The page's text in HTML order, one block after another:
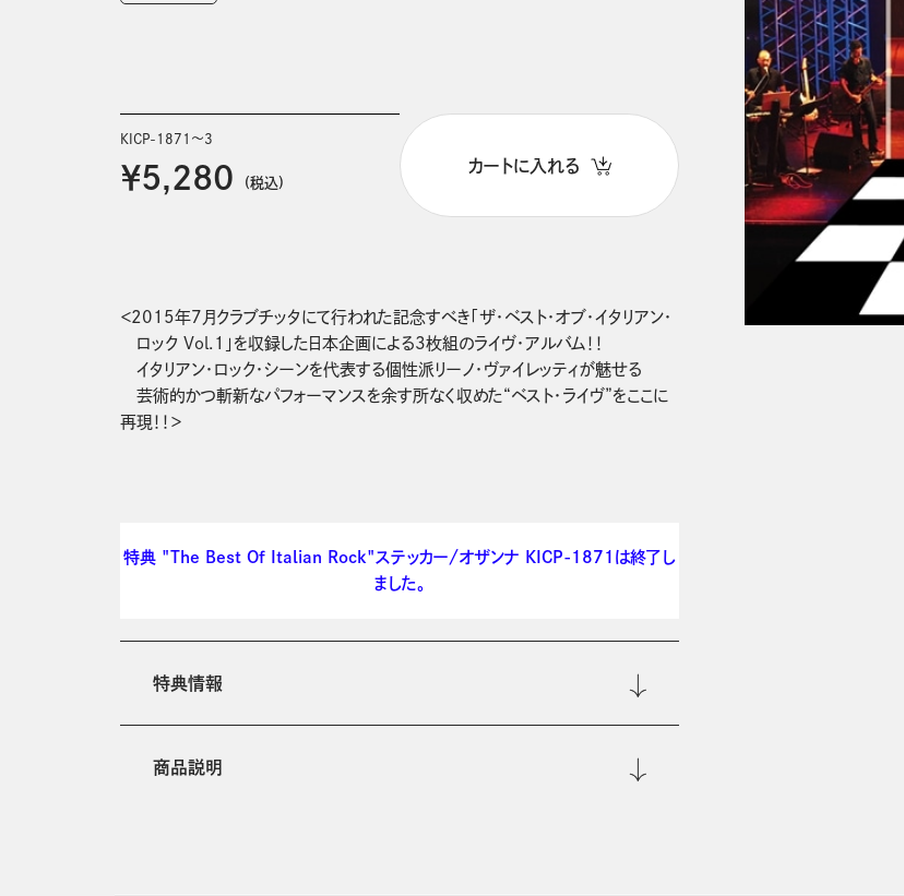
KICP-1871～3
￥5,280 (税込)
カートに入れる
＜2015年7月クラブチッタにて行われた記念すべき「ザ・ベスト・オブ・イタリアン・
ロック Vol.1」を収録した日本企画による3枚組のライヴ・アルバム！！
イタリアン・ロック・シーンを代表する個性派リーノ・ヴァイレッティが魅せる
芸術的かつ斬新なパフォーマンスを余す所なく収めた“ベスト・ライヴ”をここに
再現！！＞
特典 "The Best Of Italian Rock"ステッカー/オザンナ KICP-1871は終了し
ました。
特典情報
商品説明